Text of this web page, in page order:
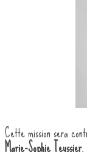
Cette mission sera